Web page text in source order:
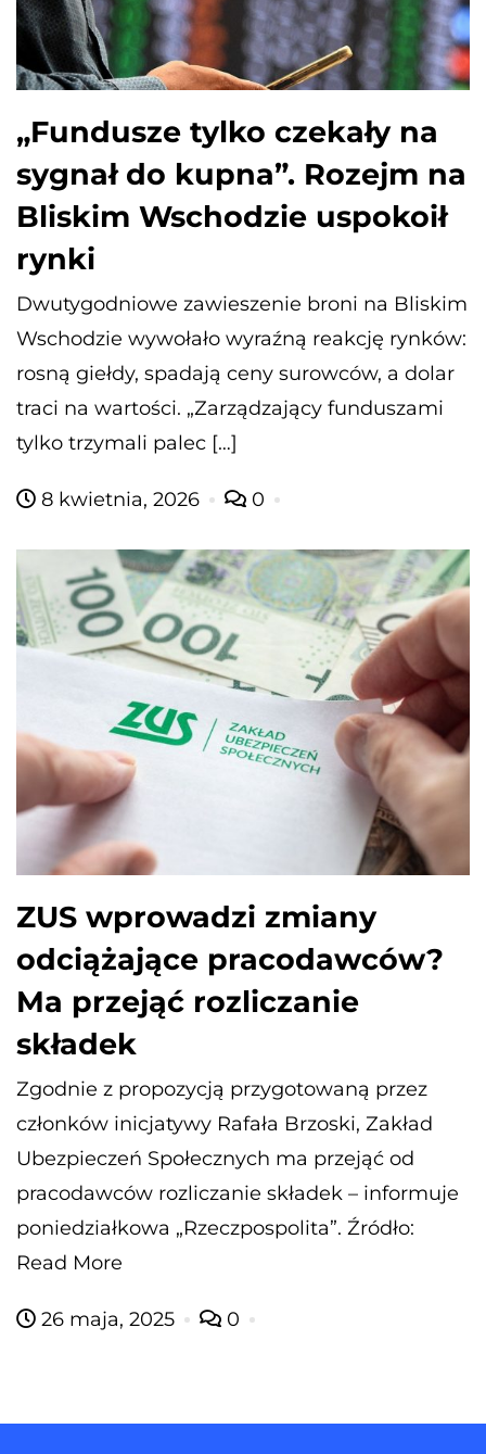
„Fundusze tylko czekały na
sygnał do kupna”. Rozejm na
Bliskim Wschodzie uspokoił
rynki
Dwutygodniowe zawieszenie broni na Bliskim
Wschodzie wywołało wyraźną reakcję rynków:
rosną giełdy, spadają ceny surowców, a dolar
traci na wartości. „Zarządzający funduszami
tylko trzymali palec […]
8 kwietnia, 2026 0
ZUS wprowadzi zmiany
odciążające pracodawców?
Ma przejąć rozliczanie
składek
Zgodnie z propozycją przygotowaną przez
członków inicjatywy Rafała Brzoski, Zakład
Ubezpieczeń Społecznych ma przejąć od
pracodawców rozliczanie składek – informuje
poniedziałkowa „Rzeczpospolita”. Źródło:
Read More
26 maja, 2025 0